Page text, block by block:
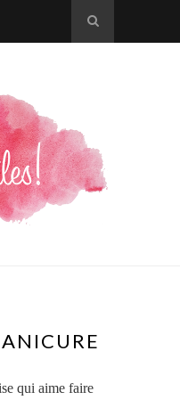
qui aime faire